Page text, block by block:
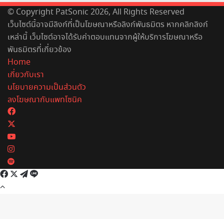
© Copyright PatSonic 2026, All Rights Reserved
เว็บไซต์นี้อาจมีลิงก์ที่เป็นโฆษณาหรือลิงก์พันธมิตร หากคลิกลิงก์
เหล่านี้ เว็บไซต์อาจได้รับค่าตอบแทนจากผู้ให้บริการโฆษณาหรือ
พันธมิตรที่เกี่ยวข้อง
Home
เกี่ยวกับเรา
นโยบายความเป็นส่วนตัว
ลงโฆษณากับแพทโซนิค
Facebook
YouTube
Instagram
Spotify
Facebook
X Telegram
Line
Back